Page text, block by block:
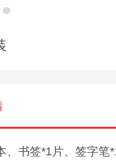
、书签*1片、签字笔